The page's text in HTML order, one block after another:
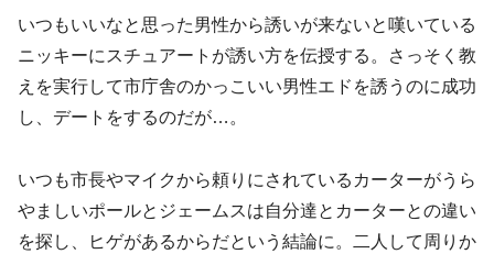
いつもいいなと思った男性から誘いが来ないと嘆いている
ニッキーにスチュアートが誘い方を伝授する。さっそく教
えを実行して市庁舎のかっこいい男性エドを誘うのに成功
し、デートをするのだが…。
いつも市長やマイクから頼りにされているカーターがうら
やましいポールとジェームスは自分達とカーターとの違い
を探し、ヒゲがあるからだという結論に。二人して周りか